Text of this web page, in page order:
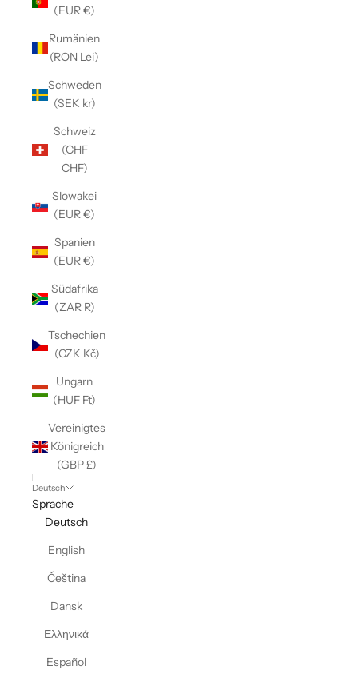
(EUR €)
Rumänien
(RON Lei)
Schweden
(SEK kr)
Schweiz
(CHF
CHF)
Slowakei
(EUR €)
Spanien
(EUR €)
Südafrika
(ZAR R)
Tschechien
(CZK Kč)
Ungarn
(HUF Ft)
Vereinigtes
Königreich
(GBP £)
Deutsch
Sprache
Deutsch
English
Čeština
Dansk
Ελληνικά
Español